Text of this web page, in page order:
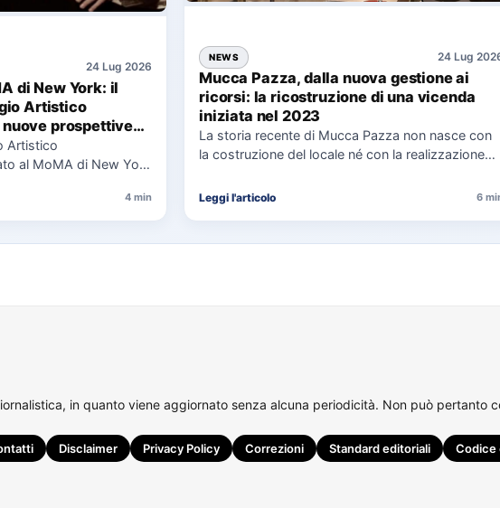
24 Lug 2026
di New York: il
Artistico
prospettive
Artistico
al MoMA di New York
4 min
NEWS 24 Lug
Mucca Pazza, dalla nuova gestione ai
ricorsi: la ricostruzione di una vicenda
iniziata nel 2023
La storia recente di Mucca Pazza non nasce con
la costruzione del locale né con la realizzazione
Leggi l'articolo 6
in quanto viene aggiornato senza alcuna periodicità. Non può pertanto
Disclaimer Privacy Policy Correzioni Standard editoriali Codice